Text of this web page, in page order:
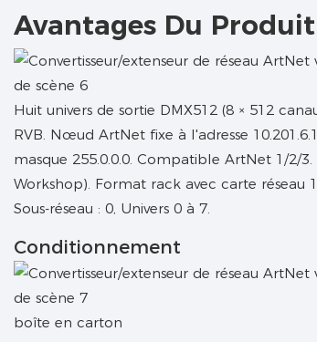
Avantages Du Produit
Huit univers de sortie DMX512 (8 × 512
RVB. Nœud ArtNet fixe à l'adresse
masque 255.0.0.0. Compatible ArtNet 1/2/
Workshop). Format rack avec carte réseau
Sous-réseau : 0, Univers 0 à 7.
Conditionnement
boîte en carton